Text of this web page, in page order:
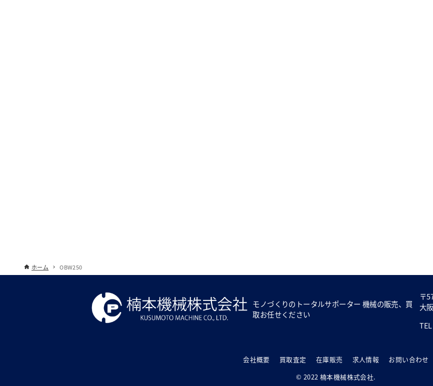
ホーム OBW250
モノづくりのトータルサポーター 機械の販売、買
取お任せください
〒
大
会社概要 買取査定 在庫販売 求人情報
お問い合わせ
© 2022 楠本機械株式会社.